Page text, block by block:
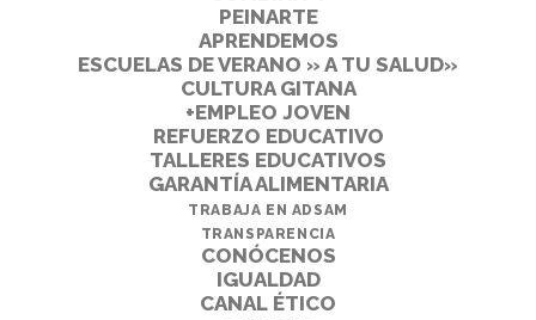
PEINARTE
APRENDEMOS
ESCUELAS DE VERANO » A TU SALUD»
CULTURA GITANA
+EMPLEO JOVEN
REFUERZO EDUCATIVO
TALLERES EDUCATIVOS
GARANTÍA ALIMENTARIA
TRABAJA EN ADSAM
TRANSPARENCIA
CONÓCENOS
IGUALDAD
CANAL ÉTICO